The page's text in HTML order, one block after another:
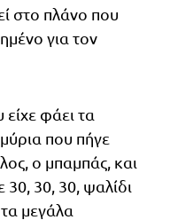
στο πλάνο που
για τον
φάει τα
που πήγε
ο μπαμπάς, και
30, 30, 30, ψαλίδι
μεγάλα